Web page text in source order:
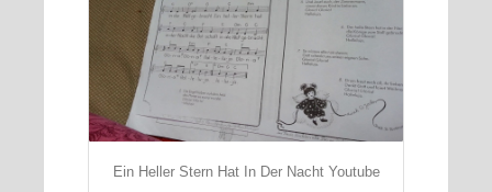
Ein Heller Stern Hat In Der Nacht Youtube